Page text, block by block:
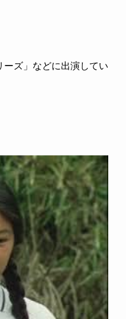
ズ」などに出演してい